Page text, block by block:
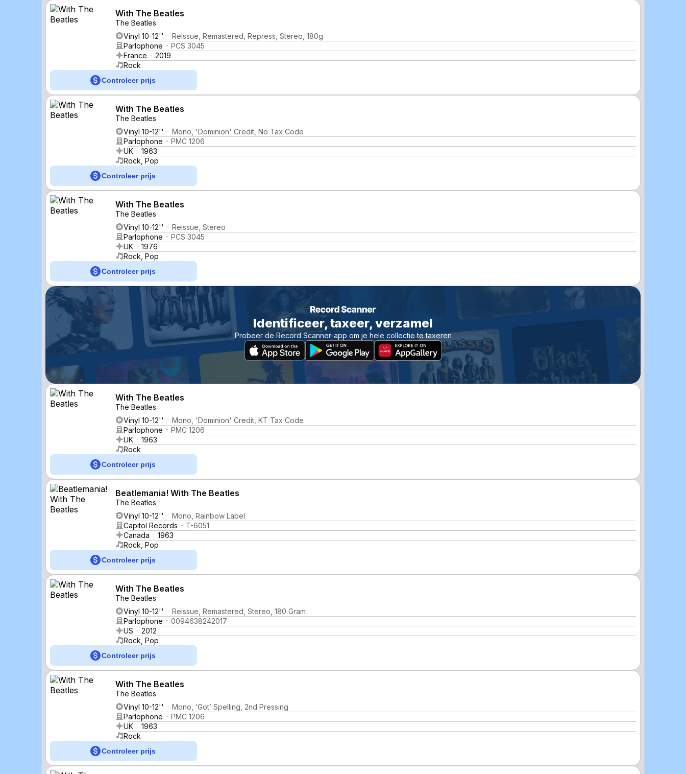
With The Beatles
The Beatles
Vinyl 10-12''
Reissue, Remastered, Repress, Stereo, 180g
Parlophone
PCS 3045
France
2019
Rock
Controleer prijs
With The Beatles
The Beatles
Vinyl 10-12''
Mono, 'Dominion' Credit, No Tax Code
Parlophone
PMC 1206
UK
1963
Rock, Pop
Controleer prijs
With The Beatles
The Beatles
Vinyl 10-12''
Reissue, Stereo
Parlophone
PCS 3045
UK
1976
Rock, Pop
Controleer prijs
Identificeer, taxeer, verzamel
Probeer de Record Scanner-app om je hele collectie te taxeren
With The Beatles
The Beatles
Vinyl 10-12''
Mono, 'Dominion' Credit, KT Tax Code
Parlophone
PMC 1206
UK
1963
Rock
Controleer prijs
Beatlemania! With The Beatles
The Beatles
Vinyl 10-12''
Mono, Rainbow Label
Capitol Records
T-6051
Canada
1963
Rock, Pop
Controleer prijs
With The Beatles
The Beatles
Vinyl 10-12''
Reissue, Remastered, Stereo, 180 Gram
Parlophone
0094638242017
US
2012
Rock, Pop
Controleer prijs
With The Beatles
The Beatles
Vinyl 10-12''
Mono, ‘Got’ Spelling, 2nd Pressing
Parlophone
PMC 1206
UK
1963
Rock
Controleer prijs